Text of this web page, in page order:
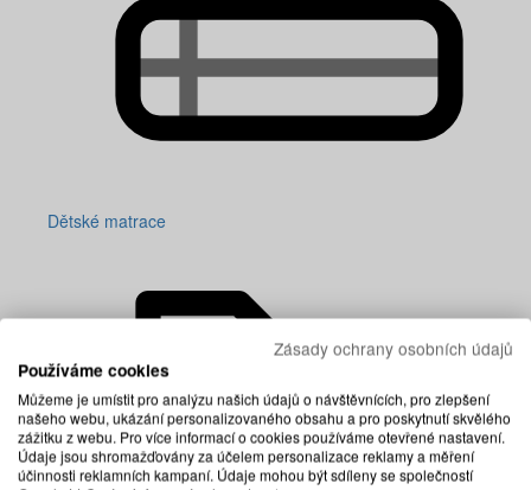
Dětské matrace
Zásady ochrany osobních údajů
Používáme cookies
Můžeme je umístit pro analýzu našich údajů o návštěvnících, pro zlepšení
našeho webu, ukázání personalizovaného obsahu a pro poskytnutí skvělého
zážitku z webu. Pro více informací o cookies používáme otevřené nastavení.
Údaje jsou shromažďovány za účelem personalizace reklamy a měření
účinnosti reklamních kampaní. Údaje mohou být sdíleny se společností